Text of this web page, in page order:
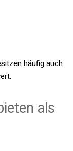
häufig auch
als